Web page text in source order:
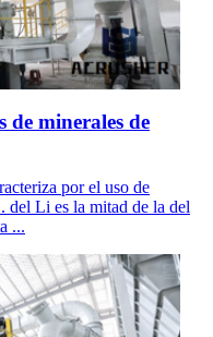
de minerales de
por el uso de
del Li es la mitad de la del
...